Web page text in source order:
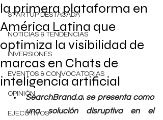
STARTUP DESTACADA
NOTICIAS & TENDENCIAS
INVERSIONES
EVENTOS & CONVOCATORIAS
OPINIÓN
EJECUTIVOS
la primera plataforma en
América Latina que
optimiza la visibilidad de
marcas en Chats de
inteligencia artificial
SearchBrand.ai se presenta como
una solución disruptiva en el